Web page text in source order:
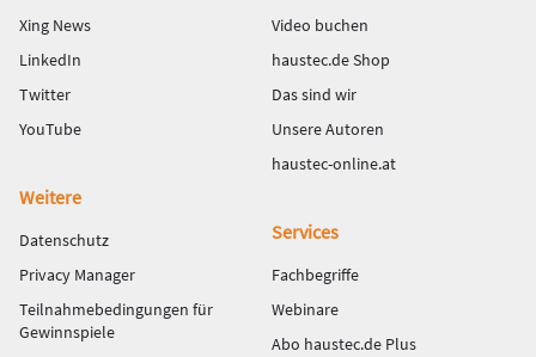
Xing News
LinkedIn
Twitter
YouTube
Video buchen
haustec.de Shop
Das sind wir
Unsere Autoren
haustec-online.at
Weitere
Datenschutz
Privacy Manager
Teilnahmebedingungen für
Gewinnspiele
Services
Fachbegriffe
Webinare
Abo haustec.de Plus